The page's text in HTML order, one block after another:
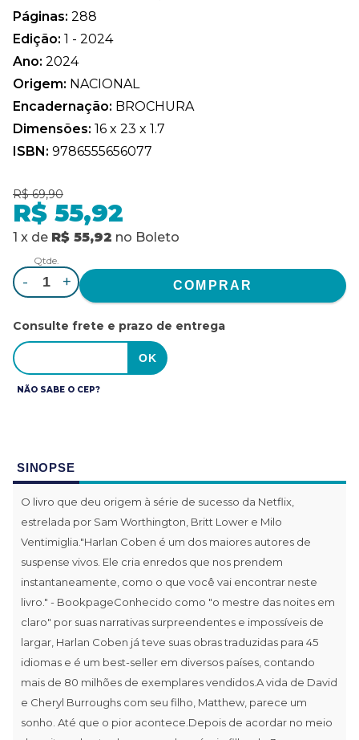
Páginas: 288
Edição: 1 - 2024
Ano: 2024
Origem: NACIONAL
Encadernação: BROCHURA
Dimensões: 16 x 23 x 1.7
ISBN: 9786555656077
R$ 69,90
R$ 55,92
1 x de R$ 55,92 no Boleto
Qtde.
- +
Consulte frete e prazo de entrega
NÃO SABE O CEP?
SINOPSE
O livro que deu origem à série de sucesso da Netflix,
estrelada por Sam Worthington, Britt Lower e Milo
Ventimiglia."Harlan Coben é um dos maiores autores de
suspense vivos. Ele cria enredos que nos prendem
instantaneamente, como o que você vai encontrar neste
livro." - BookpageConhecido como "o mestre das noites em
claro" por suas narrativas surpreendentes e impossíveis de
largar, Harlan Coben já teve suas obras traduzidas para 45
idiomas e é um best-seller em diversos países, contando
mais de 80 milhões de exemplares vendidos.A vida de David
e Cheryl Burroughs com seu filho, Matthew, parece um
sonho. Até que o pior acontece.Depois de acordar no meio